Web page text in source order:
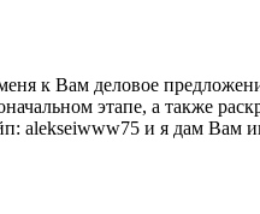
к Вам деловое
этапе, а также
alekseiwww75 и я дам